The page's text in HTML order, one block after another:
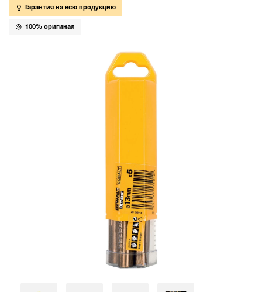
Гарантия на всю продукцию
100% оригинал